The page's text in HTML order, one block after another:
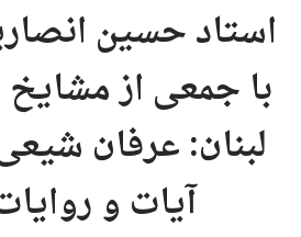
استاد حسین
با جمعی از
لبنان: عرفان
آیات و